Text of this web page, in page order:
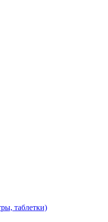
таблетки)